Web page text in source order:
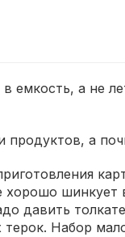
емкость, а не
продуктов, а
давить
Набор